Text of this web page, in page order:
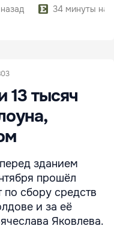
34 минуты
13 тысяч
зданием
прошёл
по сбору средств
и за её
Яковлева.